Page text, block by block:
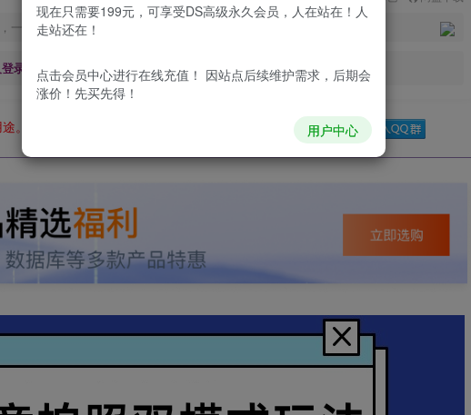
经出售不予退款，购买如有疑问请及时联系站长QQ：
录回复下载，都为 免费资源，积分只需签到就可以获得！
。如有侵权、不妥之处，请第一时间联系我们删除！ Q群：
现在只需要199元，可享受DS高级永久会员，人在站在！人
走站还在！
点击会员中心进行在线充值！ 因站点后续维护需求，后期会
涨价！先买先得！
用户中心